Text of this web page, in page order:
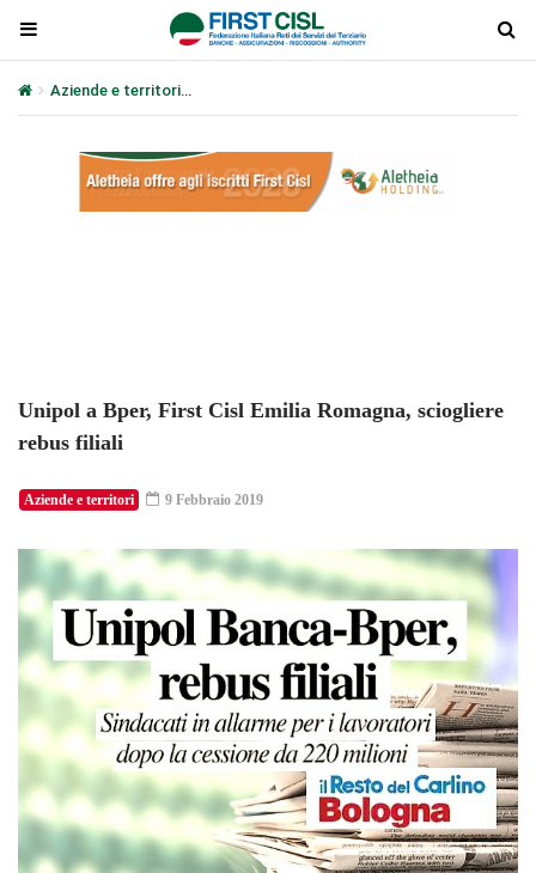
Aziende e territori
Unipol a Bper, First Cisl Emilia Romagna, sciogliere
rebus filiali
Aziende e territori 9 Febbraio 2019